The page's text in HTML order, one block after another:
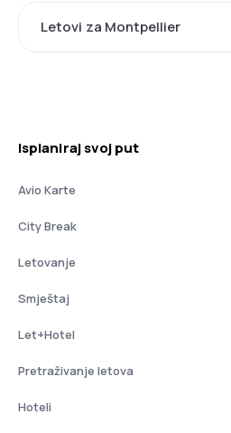
Letovi za Montpellier
Isplaniraj svoj put
Avio Karte
City Break
Letovanje
Smještaj
Let+Hotel
Pretraživanje letova
Hoteli